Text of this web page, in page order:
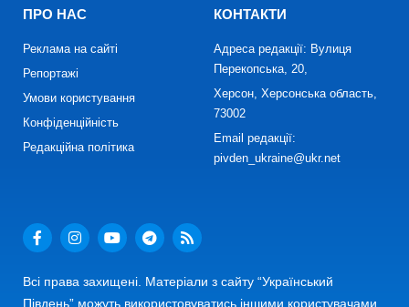
ПРО НАС
Реклама на сайті
Репортажі
Умови користування
Конфіденційність
Редакційна політика
КОНТАКТИ
Адреса редакції: Вулиця
Перекопська, 20,
Херсон, Херсонська область,
73002
Email редакції:
pivden_ukraine@ukr.net
Всі права захищені. Матеріали з сайту “Український
Південь” можуть використовуватись іншими користувачами